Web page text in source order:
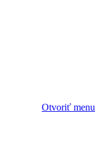
Otvoriť menu